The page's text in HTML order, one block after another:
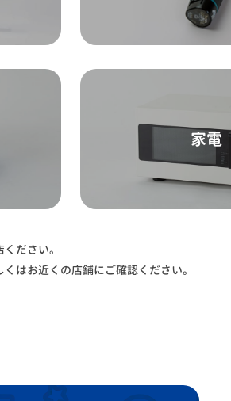
家電
ださい。
はお近くの店舗にご確認ください。